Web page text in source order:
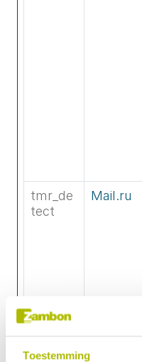
Toestemming
tmr_de
tect
Mail.ru